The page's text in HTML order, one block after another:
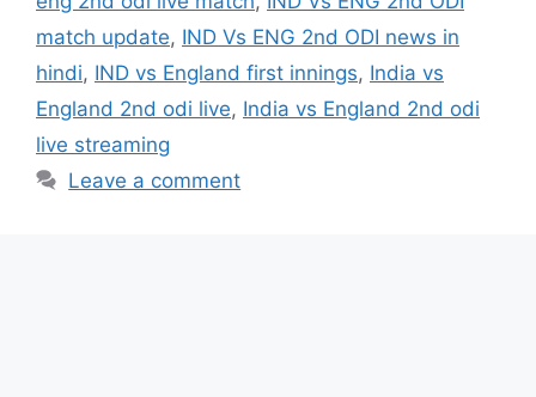
match update, IND Vs ENG 2nd ODI news in
hindi, IND vs England first innings, India vs
England 2nd odi live, India vs England 2nd odi
live streaming
Leave a comment